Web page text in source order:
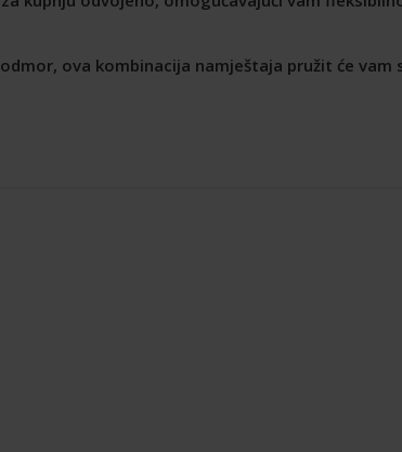
ova kombinacija namještaja pružit će vam